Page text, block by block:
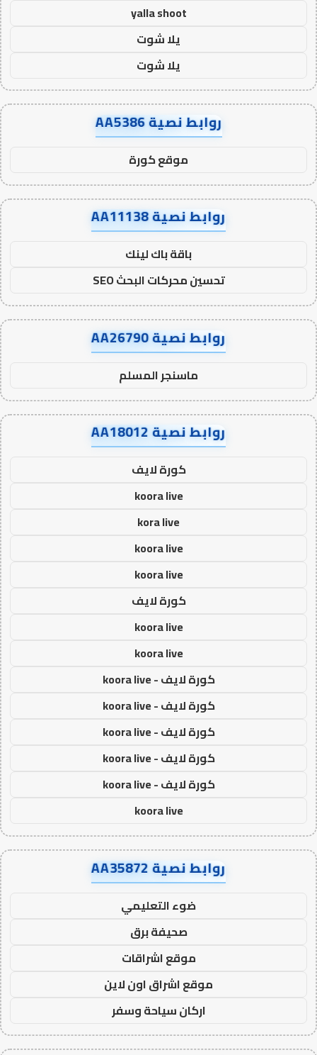
yalla shoot
يلا شوت
يلا شوت
روابط نصية AA5386
موقع كورة
روابط نصية AA11138
باقة باك لينك
تحسين محركات البحث SEO
روابط نصية AA26790
ماسنجر المسلم
روابط نصية AA18012
كورة لايف
koora live
kora live
koora live
koora live
كورة لايف
koora live
koora live
كورة لايف - koora live
كورة لايف - koora live
كورة لايف - koora live
كورة لايف - koora live
كورة لايف - koora live
koora live
روابط نصية AA35872
ضوء التعليمي
صحيفة برق
موقع اشراقات
موقع اشراق اون لاين
اركان سياحة وسفر